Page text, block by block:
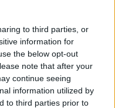
to third parties, or
information for
the below opt-out
note that after your
continue seeing
information utilized by
to third parties prior to
Δημοφιλή
που πρέπει να
την πόρτα